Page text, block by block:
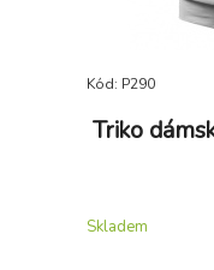
Kód: P290
Triko
Skladem